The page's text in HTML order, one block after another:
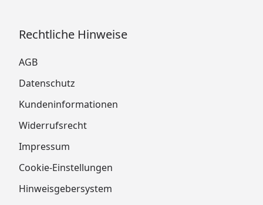
Rechtliche Hinweise
AGB
Datenschutz
Kundeninformationen
Widerrufsrecht
Impressum
Cookie-Einstellungen
Hinweisgebersystem